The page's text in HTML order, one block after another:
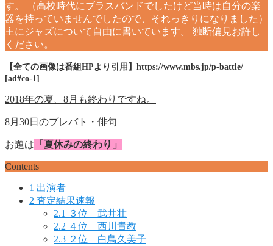
す。 （高校時代にブラスバンドでしたけど当時は自分の楽
器を持っていませんでしたので、それっきりになりました）
主にジャズについて自由に書いています。 独断偏見お許し
ください。
【全ての画像は番組HPより引用】https://www.mbs.jp/p-battle/
[ad#co-1]
2018年の夏、8月も終わりですね。
8月30日のプレバト・俳句
お題は 「夏休みの終わり」
Contents
1 出演者
2 査定結果速報
2.1
３位 武井壮
2.2 ４位 西川貴教
2.3 ２位 白鳥久美子